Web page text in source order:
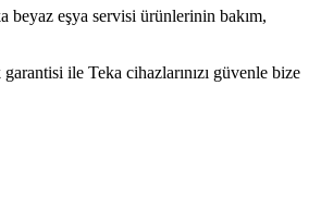
beyaz eşya servisi ürünlerinin bakım,
garantisi ile Teka cihazlarınızı güvenle bize